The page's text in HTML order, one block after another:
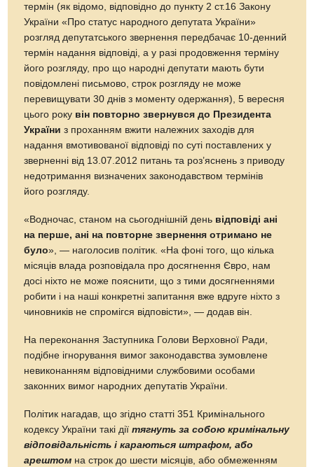
термін (як відомо, відповідно до пункту 2 ст.16 Закону
України «Про статус народного депутата України»
розгляд депутатського звернення передбачає 10-денний
термін надання відповіді, а у разі продовження терміну
його розгляду, про що народні депутати мають бути
повідомлені письмово, строк розгляду не може
перевищувати 30 днів з моменту одержання), 5 вересня
цього року він повторно звернувся до Президента
України з проханням вжити належних заходів для
надання вмотивованої відповіді по суті поставлених у
зверненні від 13.07.2012 питань та роз’яснень з приводу
недотримання визначених законодавством термінів
його розгляду.
«Водночас, станом на сьогоднішній день відповіді ані
на перше, ані на повторне звернення отримано не
було», — наголосив політик. «На фоні того, що кілька
місяців влада розповідала про досягнення Євро, нам
досі ніхто не може пояснити, що з тими досягненнями
робити і на наші конкретні запитання вже вдруге ніхто з
чиновників не спромігся відповісти», — додав він.
На переконання Заступника Голови Верховної Ради,
подібне ігнорування вимог законодавства зумовлене
невиконанням відповідними службовими особами
законних вимог народних депутатів України.
Політик нагадав, що згідно статті 351 Кримінального
кодексу України такі діїтягнуть за собою кримінальну
відповідальність і караються штрафом, або
арештом на строк до шести місяців, або обмеженням